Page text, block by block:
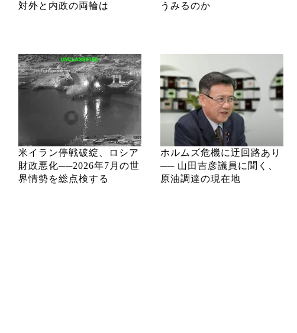
対外と内政の両輪は
うみるのか
米イラン停戦破綻、ロシア
財政悪化──2026年7月の世
界情勢を総点検する
ホルムズ危機に迂回路あり
── 山田吉彦議員に聞く、
原油調達の現在地